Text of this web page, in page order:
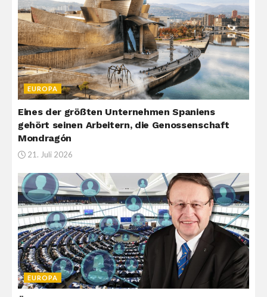
EUROPA
Eines der größten Unternehmen Spaniens
gehört seinen Arbeitern, die Genossenschaft
Mondragón
21. Juli 2026
EUROPA